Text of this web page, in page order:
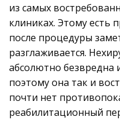
из самых
клиниках. Этому есть
после процедуры
разглаживается.
абсолютно безвредна
поэтому она так и
почти нет
реабилитационный